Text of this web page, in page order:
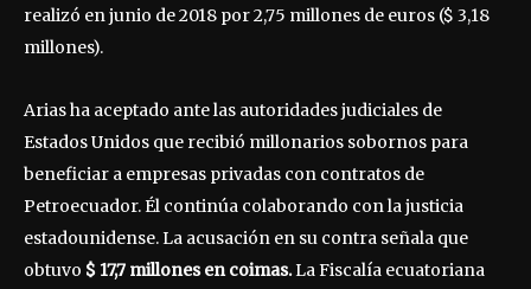
realizó en junio de 2018 por 2,75 millones de euros ($ 3,18
millones).
Arias ha aceptado ante las autoridades judiciales de
Estados Unidos que recibió millonarios sobornos para
beneficiar a empresas privadas con contratos de
Petroecuador. Él continúa colaborando con la justicia
estadounidense. La acusación en su contra señala que
obtuvo $ 17,7 millones en coimas.La Fiscalía ecuatoriana